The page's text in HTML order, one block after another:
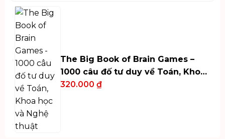
The Big Book of Brain Games –
1000 câu đố tư duy về Toán, Khoa
học và Nghệ thuật
320.000 ₫